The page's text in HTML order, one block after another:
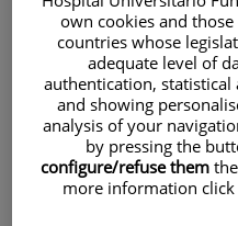
Investigación
own cookies and
countries whose
adequate level of
authentication, statistical
and showing
analysis of your
by pressing the
configure/refuse them
more information click